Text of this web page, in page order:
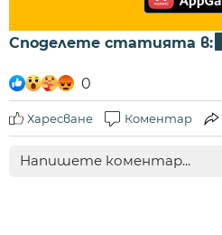
Споделете статията в:
0
Харесване Коментар